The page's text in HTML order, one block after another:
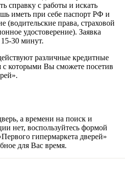
справку с работы и искать
иметь при себе паспорт РФ и
(водительские права, страховой
удостоверение). Заявка
15-30 минут.
различные кредитные
с которыми Вы сможете посетив
а времени на поиск и
нет, воспользуйтесь формой
гипермаркета дверей»
для Вас время.